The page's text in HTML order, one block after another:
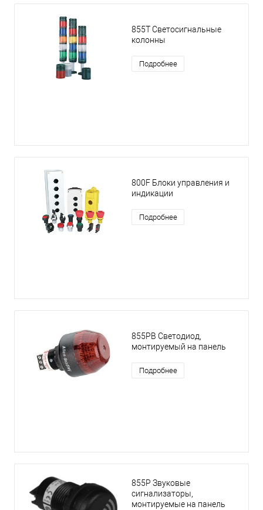
855T Светосигнальные
колонны
Подробнее
800F Блоки управления и
индикации
Подробнее
855PB Светодиод,
монтируемый на панель
Подробнее
855P Звуковые
сигнализаторы,
монтируемые на панель